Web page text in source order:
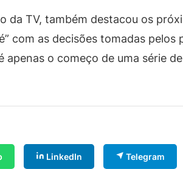
da TV, também destacou os
com as decisões tomadas pelos
apenas o começo de uma série
LinkedIn Telegram